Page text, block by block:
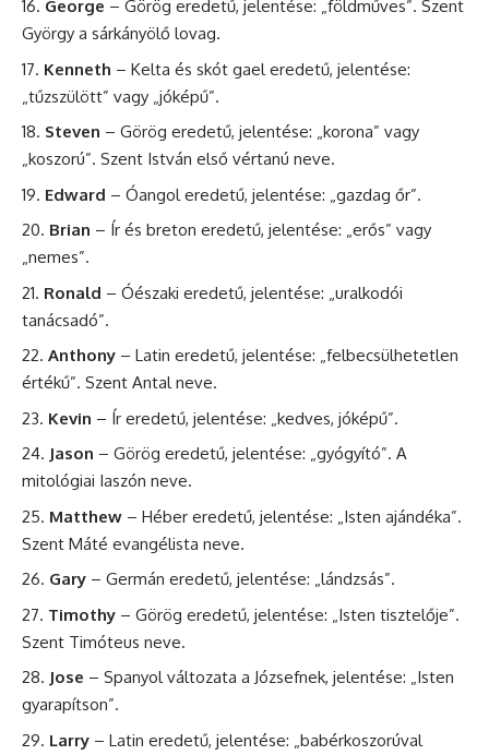
George – Görög eredetű, jelentése: „földműves”. Szent
György a sárkányölő lovag.
Kenneth – Kelta és skót gael eredetű, jelentése:
„tűzszülött” vagy „jóképű”.
Steven – Görög eredetű, jelentése: „korona” vagy
„koszorú”. Szent István első vértanú neve.
Edward – Óangol eredetű, jelentése: „gazdag őr”.
Brian – Ír és breton eredetű, jelentése: „erős” vagy
„nemes”.
Ronald – Óészaki eredetű, jelentése: „uralkodói
tanácsadó”.
Anthony – Latin eredetű, jelentése: „felbecsülhetetlen
értékű”. Szent Antalneve.
Kevin – Ír eredetű, jelentése: „kedves, jóképű”.
Jason – Görög eredetű, jelentése: „gyógyító”. A
mitológiai Iaszón neve.
Matthew – Héber eredetű, jelentése: „Isten ajándéka”.
Szent Máté evangélista neve.
Gary – Germán eredetű, jelentése: „lándzsás”.
Timothy – Görög eredetű, jelentése: „Isten tisztelője”.
Szent Timóteus neve.
Jose – Spanyol változata a Józsefnek, jelentése: „Isten
gyarapítson”.
Larry – Latin eredetű, jelentése: „babérkoszorúval